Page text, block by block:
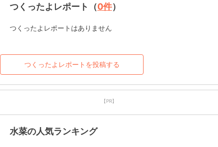
つくったよレポート（0件）
つくったよレポートはありません
つくったよレポートを投稿する
【PR】
水菜の人気ランキング